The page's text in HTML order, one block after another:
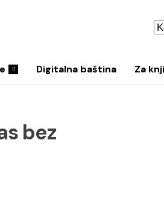
Digitalna baština Za
bez